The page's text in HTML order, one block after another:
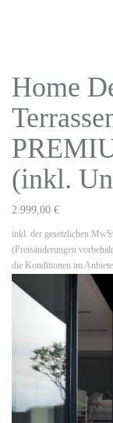
Home
(inkl.
2.999,00 €
inkl. der gesetzlichen
(Preisänderungen
die Konditionen im